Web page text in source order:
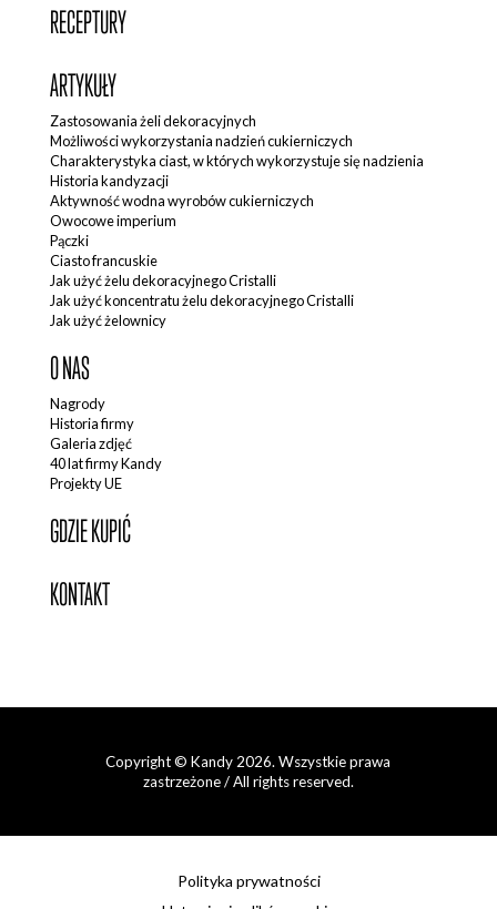
RECEPTURY
ARTYKUŁY
Zastosowania żeli dekoracyjnych
Możliwości wykorzystania nadzień cukierniczych
Charakterystyka ciast, w których wykorzystuje się nadzienia
Historia kandyzacji
Aktywność wodna wyrobów cukierniczych
Owocowe imperium
Pączki
Ciasto francuskie
Jak użyć żelu dekoracyjnego Cristalli
Jak użyć koncentratu żelu dekoracyjnego Cristalli
Jak użyć żelownicy
O NAS
Nagrody
Historia firmy
Galeria zdjęć
40 lat firmy Kandy
Projekty UE
GDZIE KUPIĆ
KONTAKT
Copyright © Kandy 2026. Wszystkie prawa
zastrzeżone / All rights reserved.
Polityka prywatności